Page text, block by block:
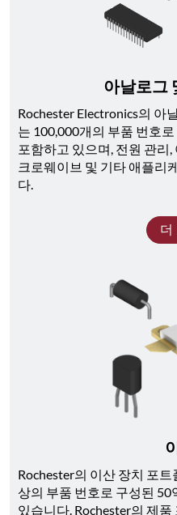
아날로그
Rochester Electronics의 아
는 100,000개의 부품 번호
포함하고 있으며, 전원 관리
크로웨이브 및 기타 애플리
다.
더
Rochester의 이산 장치 포
상의 부품 번호로 구성된
있습니다. Rochester의 제